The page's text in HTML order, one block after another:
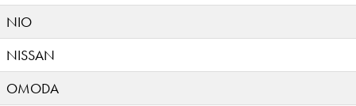
NIO
NISSAN
OMODA